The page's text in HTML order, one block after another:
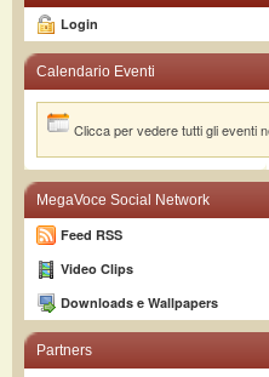
Login
Calendario Eventi
Clicca per vedere tutti gli eventi
MegaVoce Social Network
Feed RSS
Video Clips
Downloads e Wallpapers
Partners